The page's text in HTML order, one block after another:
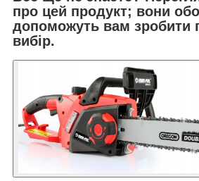
про цей продукт; вони
допоможуть вам зробити
вибір.